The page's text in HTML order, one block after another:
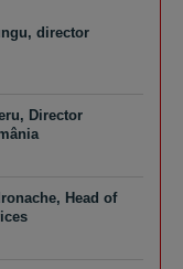
director
Director
Head of